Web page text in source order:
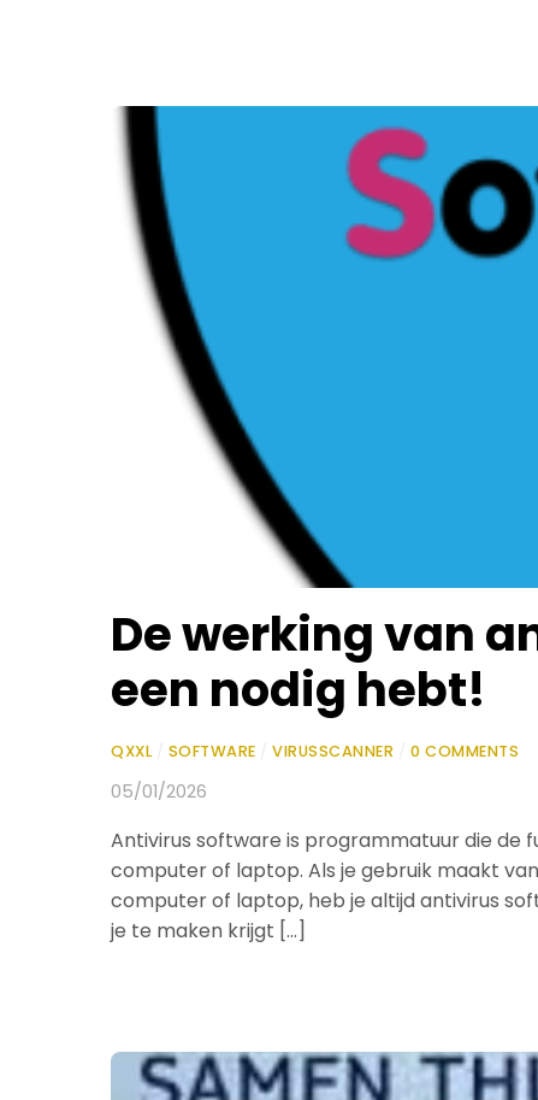
De werking van
een nodig hebt!
QXXL SOFTWARE VIRUSSCANNER 0 COMMENTS
05/01/2026
Antivirus software is programmatuur die de
computer of laptop. Als je gebruik maakt
computer of laptop, heb je altijd antivirus
je te maken krijgt […]